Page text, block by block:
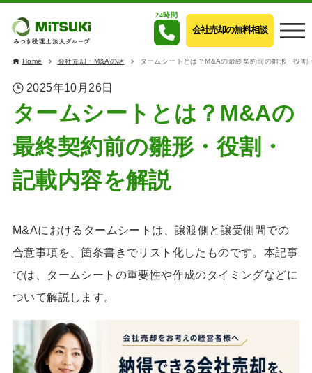
24時間
会社売却の無料相談
Home 会社売却・M&Aの話 タームシートとは？M&Aの最終契約前の雛形・役割
2025年10月26日
タームシートとは？M&Aの
最終契約前の雛形・役割・
記載内容を解説
M&Aにおけるタームシートは、譲渡側と譲受側間での
合意事項を、箇条書きでリスト化したものです。本記事
では、タームシートの重要性や作成のタイミングなどに
ついて解説します。